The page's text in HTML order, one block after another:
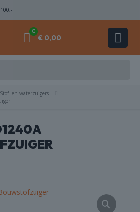
0
€ 0,00
Stof- en waterzuigers